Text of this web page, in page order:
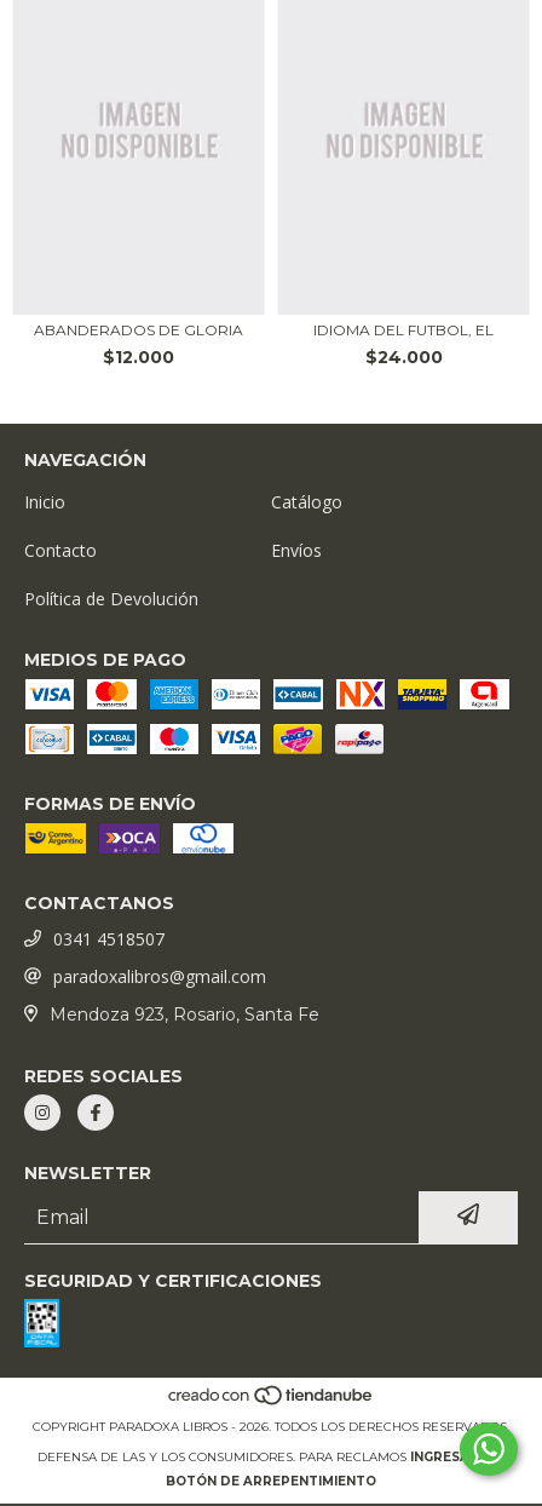
ABANDERADOS DE GLORIA
$12.000
IDIOMA DEL FUTBOL, EL
$24.000
NAVEGACIÓN
Inicio Catálogo
Contacto Envíos
Política de Devolución
MEDIOS DE PAGO
FORMAS DE ENVÍO
CONTACTANOS
0341 4518507
paradoxalibros@gmail.com
Mendoza 923, Rosario, Santa Fe
REDES SOCIALES
NEWSLETTER
SEGURIDAD Y CERTIFICACIONES
COPYRIGHT PARADOXA LIBROS - 2026. TODOS LOS DERECHOS RESERVADOS.
DEFENSA DE LAS Y LOS CONSUMIDORES. PARA RECLAMOS
INGRESÁ ACÁ.
BOTÓN DE ARREPENTIMIENTO